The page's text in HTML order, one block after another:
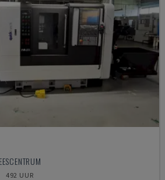
492 UUR